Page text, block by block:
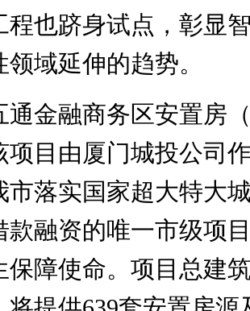
程也跻身试点，彰显
域延伸的趋势。
融商务区安置房（
项目由厦门城投公司
市落实国家超大特大
款融资的唯一市级项
保障使命。项目总建